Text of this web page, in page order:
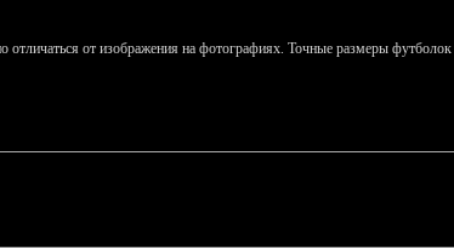
отличаться от изображения на фотографиях. Точные размеры